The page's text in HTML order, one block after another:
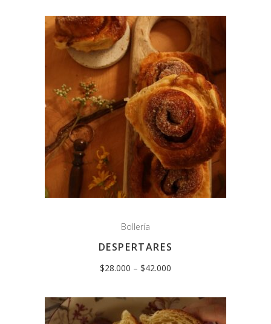
Bollería
DESPERTARES
$28.000 – $42.000